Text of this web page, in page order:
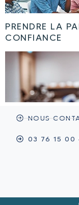
PRENDRE LA
CONFIANCE
NOUS
03 76 15 00